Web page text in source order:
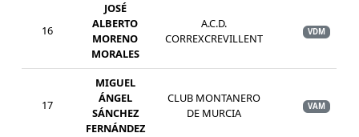
16
JOSÉ
ALBERTO
MORENO
MORALES
A.C.D.
CORREXCREVILLENT
VDM
17
MIGUEL
ÁNGEL
SÁNCHEZ
FERNÁNDEZ
CLUB MONTANERO
DE MURCIA
VAM